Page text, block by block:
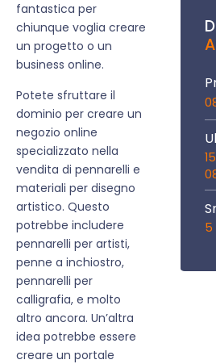
fantastica per
chiunque voglia creare
un progetto o un
business online.
Potete sfruttare il
dominio per creare un
negozio online
specializzato nella
vendita di pennarelli e
materiali per disegno
artistico. Questo
potrebbe includere
pennarelli per artisti,
penne a inchiostro,
pennarelli per
calligrafia, e molto
altro ancora. Un’altra
idea potrebbe essere
creare un portale
5